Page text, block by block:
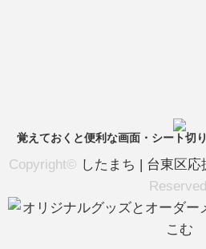
覚えておくと便利な画面・シート切
Copyright© したまち | 台東区応